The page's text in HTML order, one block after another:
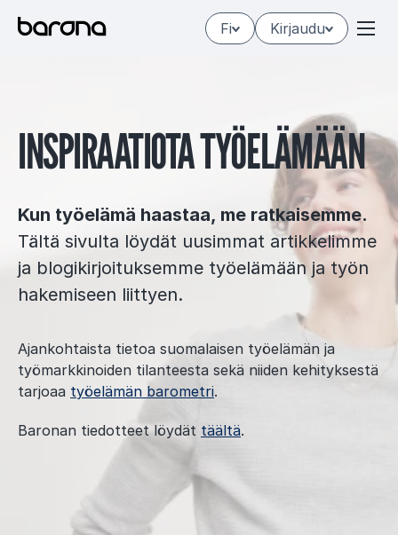
sisältöön
Kirjaudu
Fi
INS­PI­RAA­TIO­TA TYÖ­ELÄ­MÄÄN
Kun työelämä haastaa, me ratkaisemme.
Tältä sivulta löydät uusimmat artikkelimme
ja blogikirjoituksemme työelämään ja työn
hakemiseen liittyen.
Ajankohtaista tietoa suomalaisen työelämän ja
työmarkkinoiden tilanteesta sekä niiden kehityksestä
tarjoaa työelämän barometri.
Baronan tiedotteet löydät täältä.